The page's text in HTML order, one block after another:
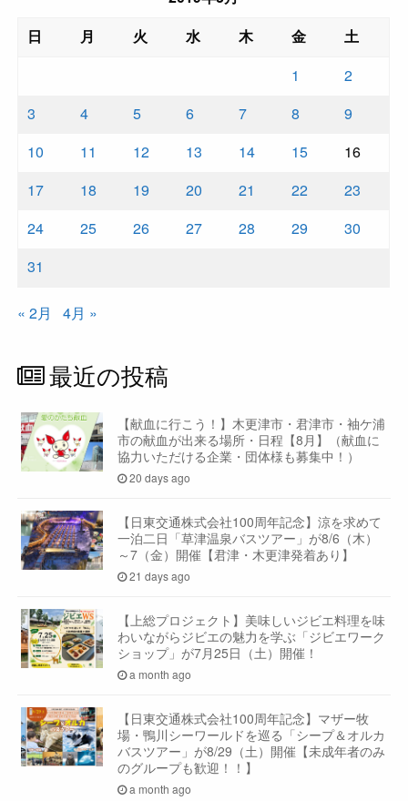
日
月 火 水 木 金
土
1
2
3
4 5 6 7 8
9
10
11 12 13 14 15
16
17
18 19 20 21 22
23
24
25 26 27 28 29
30
31
« 2月 4月 »
最近の投稿
【献血に行こう！】木更津市・君津市・袖ケ浦
市の献血が出来る場所・日程【8月】（献血に
協力いただける企業・団体様も募集中！）
20 days ago
【日東交通株式会社100周年記念】涼を求めて
一泊二日「草津温泉バスツアー」が8/6（木）
～7（金）開催【君津・木更津発着あり】
21 days ago
【上総プロジェクト】美味しいジビエ料理を味
わいながらジビエの魅力を学ぶ「ジビエワーク
ショップ」が7月25日（土）開催！
a month ago
【日東交通株式会社100周年記念】マザー牧
場・鴨川シーワールドを巡る「シープ＆オルカ
バスツアー」が8/29（土）開催【未成年者のみ
のグループも歓迎！！】
a month ago